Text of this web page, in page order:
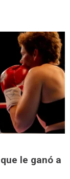
le ganó a